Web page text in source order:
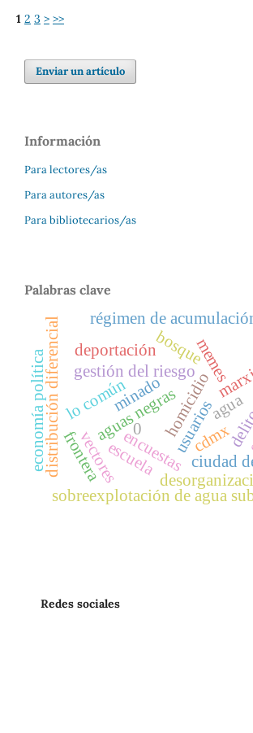
1 2 3 > >>
Enviar un artículo
Información
Para lectores/as
Para autores/as
Para bibliotecarios/as
Palabras clave
homicidio
gestión del riesgo
aguas negrasusuarios
encuestas
memes
ciudad
distribución diferencial cdmx
minado
sobreexplotación de agua
bosque
agua
vectores
régimen de
escuela
frontera
lo común
economía política deportación
0
Redes sociales